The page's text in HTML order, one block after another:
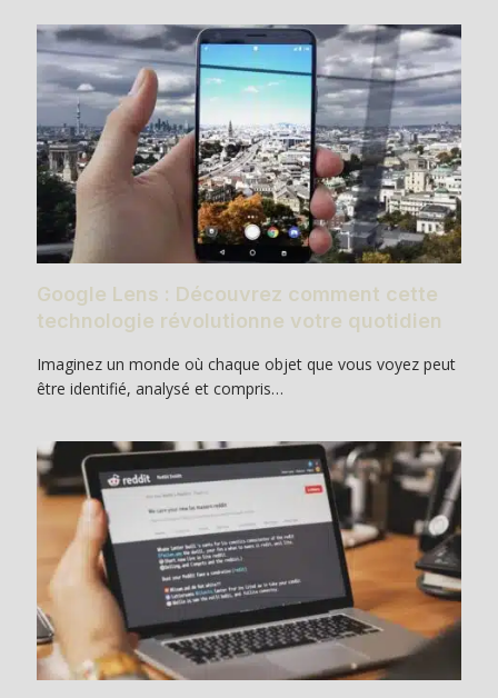
Google Lens : Découvrez comment cette
technologie révolutionne votre quotidien
Imaginez un monde où chaque objet que vous voyez peut
être identifié, analysé et compris…